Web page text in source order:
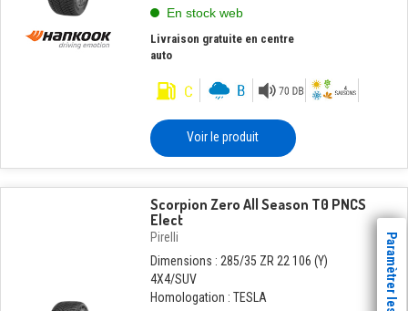
En stock web
Livraison gratuite en centre
auto
Voir le produit
Scorpion Zero All Season T0 PNCS
Elect
Pirelli
Dimensions : 285/35 ZR 22 106 (Y)
4X4/SUV
Homologation : TESLA